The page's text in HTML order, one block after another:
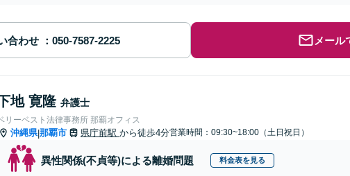
合わせ メール
地 寛隆 弁護士
リーベスト法律事務所 那覇オフィス
沖縄県|那覇市 県庁前駅 から徒歩4分営業時間：09:30~18:00（土日祝日）
異性関係(不貞等)による離婚問題 料金表を見る